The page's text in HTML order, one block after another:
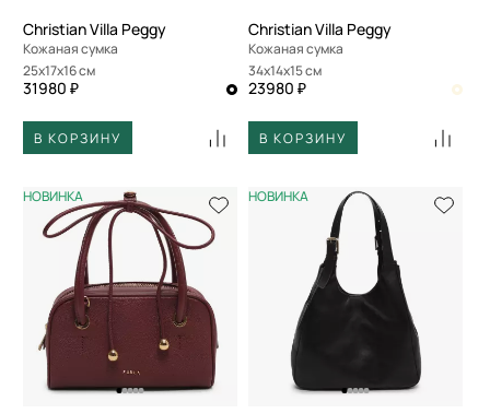
Christian Villa Peggy
Кожаная сумка
25x17x16 см
31980 ₽
В КОРЗИНУ
Christian Villa Peggy
Кожаная сумка
34x14x15 см
23980 ₽
В КОРЗИНУ
НОВИНКА НОВИНКА